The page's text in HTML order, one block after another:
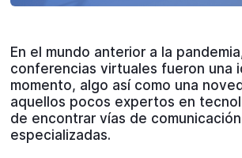
En el mundo anterior a la
conferencias virtuales fueron una
momento, algo así como una
aquellos pocos expertos en
de encontrar vías de comunicación
especializadas.